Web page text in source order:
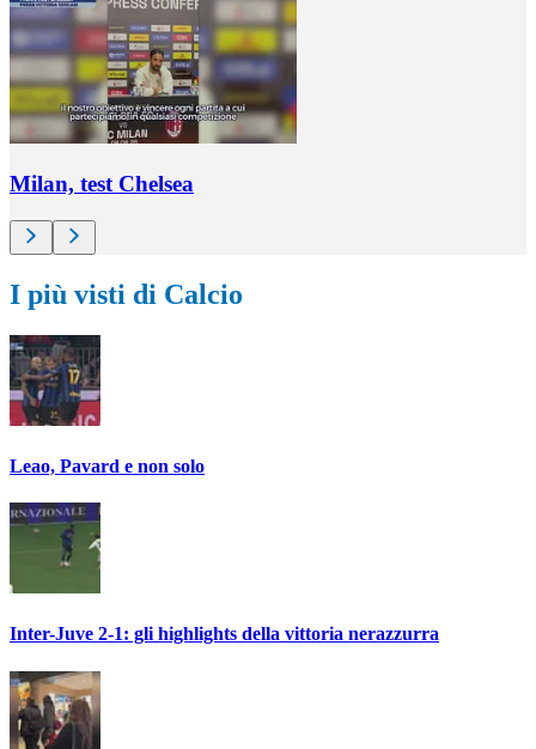
Milan, test Chelsea
I più visti di Calcio
Leao, Pavard e non solo
Inter-Juve 2-1: gli highlights della vittoria nerazzurra